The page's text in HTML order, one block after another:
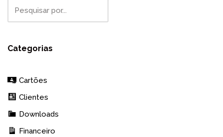
Categorias
Cartões
Clientes
Downloads
Financeiro